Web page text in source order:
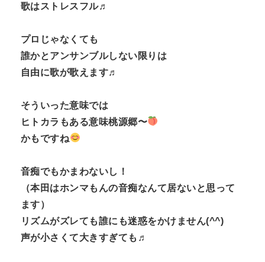
歌はストレスフル♬
プロじゃなくても
誰かとアンサンブルしない限りは
自由に歌が歌えます♬
そういった意味では
ヒトカラもある意味桃源郷〜
かもですね
音痴でもかまわないし！
（本田はホンマもんの音痴なんて居ないと思って
ます）
リズムがズレても誰にも迷惑をかけません(^^)
声が小さくて大きすぎても♬